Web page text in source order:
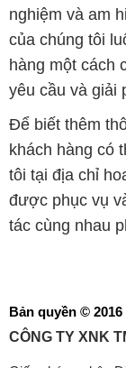
nghiệm và am
của chúng tôi
hàng một cách
yêu cầu và giải
Để biết thêm
khách hàng có
tôi tại địa chỉ
được phục vụ
tác cùng nhau
Bản quyền ©
CÔNG TY XNK